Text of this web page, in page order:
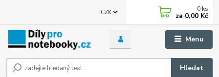
Menu
CZK
Hledat
0 ks
za 0,00 Kč